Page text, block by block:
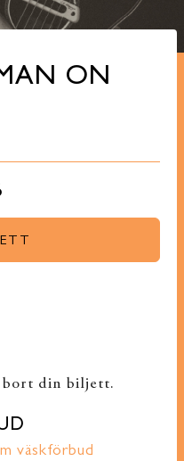
ON
din biljett.
väskförbud